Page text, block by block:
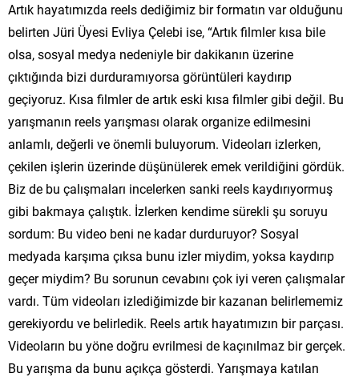
Artık hayatımızda reels dediğimiz bir formatın var olduğunu
belirten Jüri Üyesi Evliya Çelebi ise, “Artık filmler kısa bile
olsa, sosyal medya nedeniyle bir dakikanın üzerine
çıktığında bizi durduramıyorsa görüntüleri kaydırıp
geçiyoruz. Kısa filmler de artık eski kısa filmler gibi değil. Bu
yarışmanın reels yarışması olarak organize edilmesini
anlamlı, değerli ve önemli buluyorum. Videoları izlerken,
çekilen işlerin üzerinde düşünülerek emek verildiğini gördük.
Biz de bu çalışmaları incelerken sanki reels kaydırıyormuş
gibi bakmaya çalıştık. İzlerken kendime sürekli şu soruyu
sordum: Bu video beni ne kadar durduruyor? Sosyal
medyada karşıma çıksa bunu izler miydim, yoksa kaydırıp
geçer miydim? Bu sorunun cevabını çok iyi veren çalışmalar
vardı. Tüm videoları izlediğimizde bir kazanan belirlememiz
gerekiyordu ve belirledik. Reels artık hayatımızın bir parçası.
Videoların bu yöne doğru evrilmesi de kaçınılmaz bir gerçek.
Bu yarışma da bunu açıkça gösterdi. Yarışmaya katılan